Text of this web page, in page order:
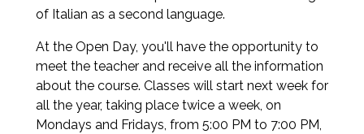
of Italian as a second language.
At the Open Day, you'll have the opportunity to
meet the teacher and receive all the information
about the course. Classes will start next week for
all the year, taking place twice a week, on
Mondays and Fridays, from 5:00 PM to 7:00 PM,